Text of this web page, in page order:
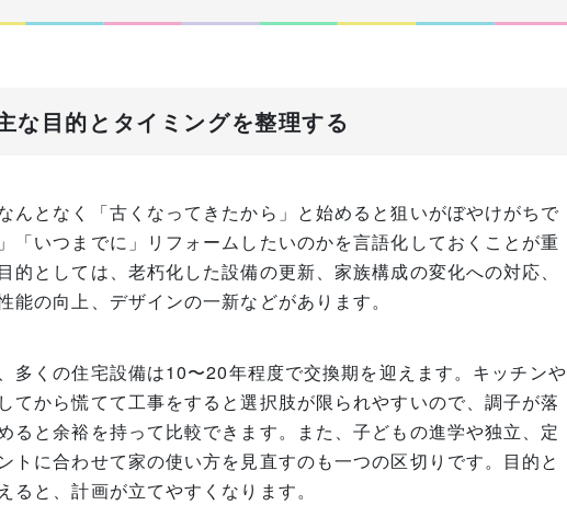
な目的とタイミングを整理する
んとなく「古くなってきたから」と始めると狙いがぼやけがちで
「いつまでに」リフォームしたいのかを言語化しておくことが重
的としては、老朽化した設備の更新、家族構成の変化への対応、
能の向上、デザインの一新などがあります。
多くの住宅設備は10〜20年程度で交換期を迎えます。キッチンや
てから慌てて工事をすると選択肢が限られやすいので、調子が落
ると余裕を持って比較できます。また、子どもの進学や独立、定
トに合わせて家の使い方を見直すのも一つの区切りです。目的と
ると、計画が立てやすくなります。